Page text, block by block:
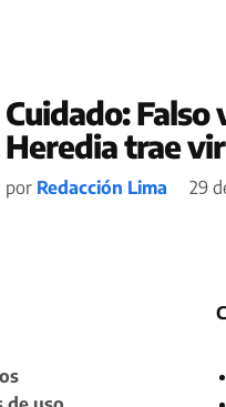
Cuidado: Falso
Heredia trae
por Redacción Lima 29